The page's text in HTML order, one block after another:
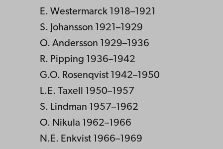
E. Westermarck 1918–1921
S. Johansson 1921–1929
O. Andersson 1929–1936
R. Pipping 1936–1942
G.O. Rosenqvist 1942–1950
L.E. Taxell 1950–1957
S. Lindman 1957–1962
O. Nikula 1962–1966
N.E. Enkvist 1966–1969